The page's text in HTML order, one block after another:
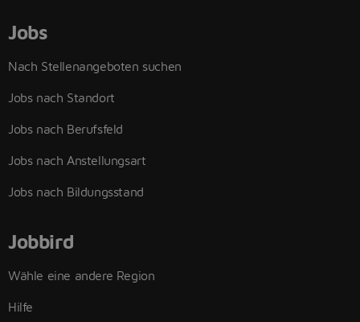
Jobs
Nach Stellenangeboten suchen
Jobs nach Standort
Jobs nach Berufsfeld
Jobs nach Anstellungsart
Jobs nach Bildungsstand
Jobbird
Wähle eine andere Region
Hilfe